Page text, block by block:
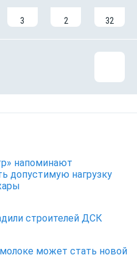
3 2 32
напоминают
допустимую нагрузку
строителей ДСК
может стать новой